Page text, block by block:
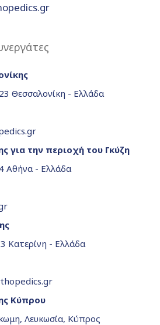
Θεσσαλονίκη - Ελλάδα
για την περιοχή του Γκύζη
Αθήνα - Ελλάδα
Κατερίνη - Ελλάδα
Κύπρου
Λευκωσία, Κύπρος